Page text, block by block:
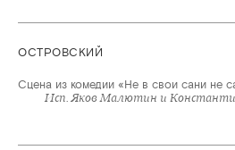
ОСТРОВСКИЙ
Сцена из комедии «Не в свои сани не
Исп. Яков Малютин и